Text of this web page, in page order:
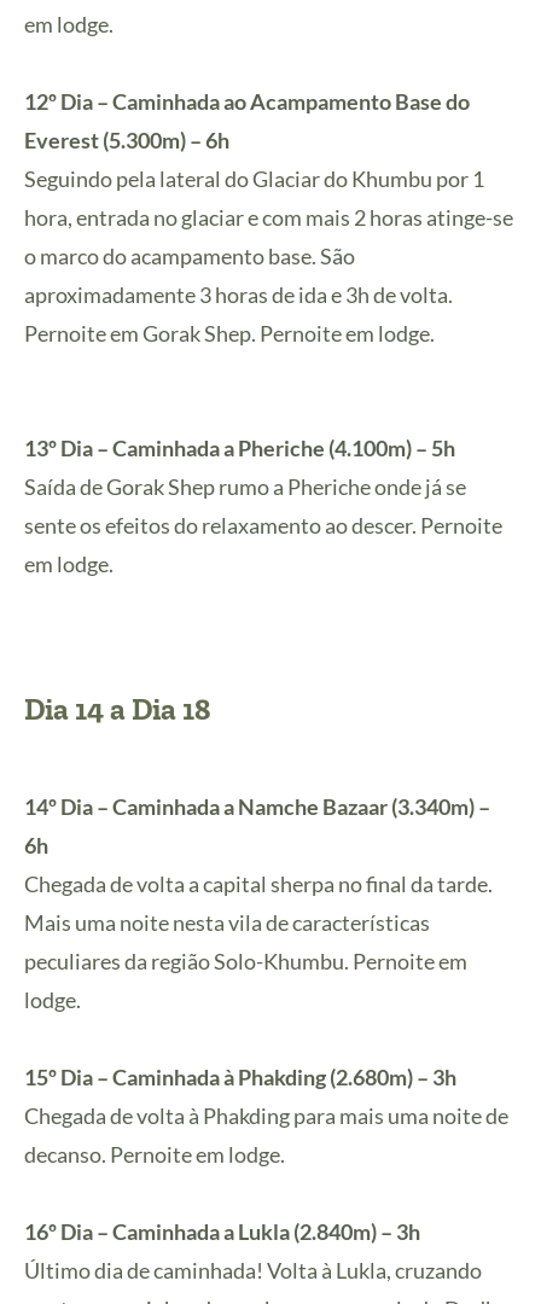
em lodge.
12º Dia – Caminhada ao Acampamento Base do
Everest (5.300m) – 6h
Seguindo pela lateral do Glaciar do Khumbu por 1
hora, entrada no glaciar e com mais 2 horas atinge-se
o marco do acampamento base. São
aproximadamente 3 horas de ida e 3h de volta.
Pernoite em Gorak Shep. Pernoite em lodge.
13º Dia – Caminhada a Pheriche (4.100m) – 5h
Saída de Gorak Shep rumo a Pheriche onde já se
sente os efeitos do relaxamento ao descer. Pernoite
em lodge.
Dia 14 a Dia 18
14º Dia – Caminhada a Namche Bazaar (3.340m) –
6h
Chegada de volta a capital sherpa no final da tarde.
Mais uma noite nesta vila de características
peculiares da região Solo-Khumbu. Pernoite em
lodge.
15º Dia – Caminhada à Phakding (2.680m) – 3h
Chegada de volta à Phakding para mais uma noite de
decanso. Pernoite em lodge.
16º Dia – Caminhada a Lukla (2.840m) – 3h
Último dia de caminhada! Volta à Lukla, cruzando